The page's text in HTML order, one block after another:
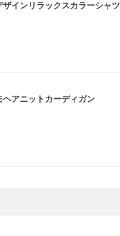
ザインリラックスカラーシャツ
ヘアニットカーディガン